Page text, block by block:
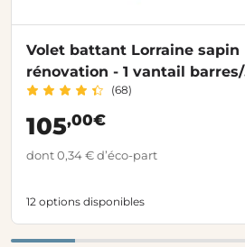
Volet battant Lorraine sapin
rénovation - 1 vantail barres/
écharpe
(68)
105,00€
dont 0,34 € d’éco-part
12 options disponibles